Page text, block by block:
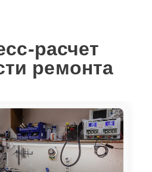
расчет
ремонта